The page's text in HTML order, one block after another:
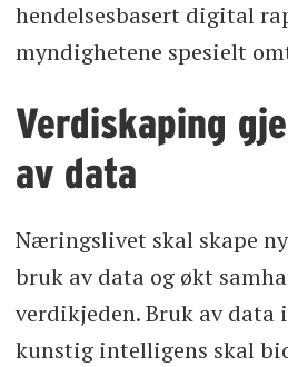
hendelsesbasert digital
myndighetene spesielt
Verdiskaping
av data
Næringslivet skal skape
bruk av data og økt
verdikjeden. Bruk av data
kunstig intelligens skal